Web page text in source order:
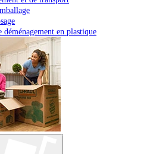
déménagement en plastique